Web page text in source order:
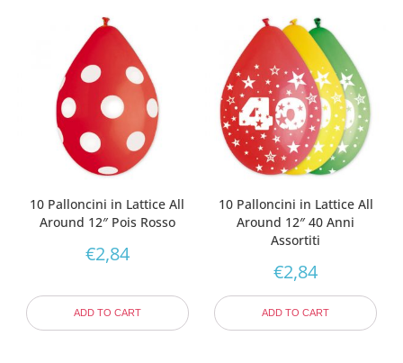
10 Palloncini in Lattice All
Around 12″ Pois Rosso
€2,84
ADD TO CART
10 Palloncini in Lattice All
Around 12″ 40 Anni
Assortiti
€2,84
ADD TO CART